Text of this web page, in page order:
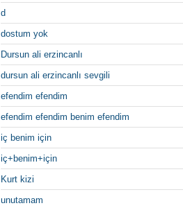
d
dostum yok
Dursun ali erzincanlı
dursun ali erzincanlı sevgili
efendim efendim
efendim efendim benim efendim
iç benim için
iç+benim+için
Kurt kizi
unutamam